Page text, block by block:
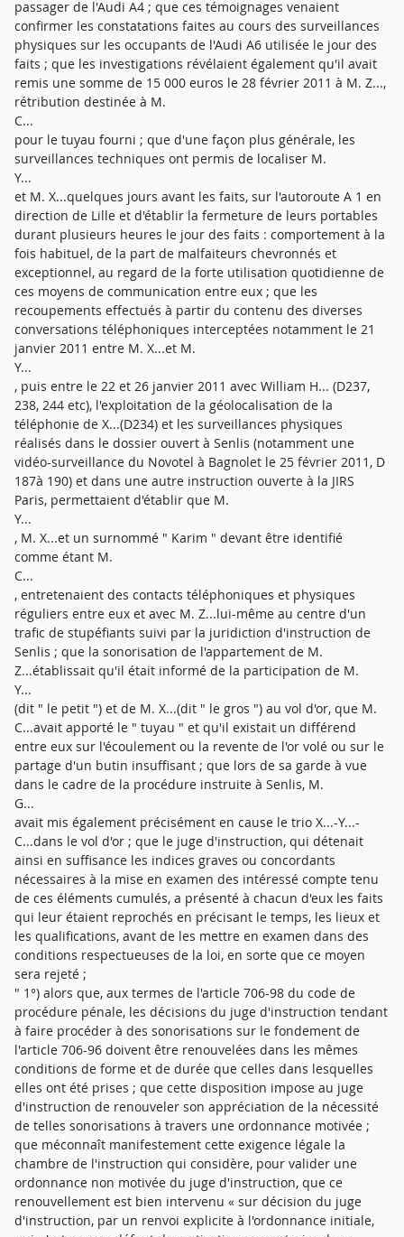
passager de l'Audi A4 ; que ces témoignages venaient
confirmer les constatations faites au cours des surveillances
physiques sur les occupants de l'Audi A6 utilisée le jour des
faits ; que les investigations révélaient également qu'il avait
remis une somme de 15 000 euros le 28 février 2011 à M. Z...,
rétribution destinée à M.
C...
pour le tuyau fourni ; que d'une façon plus générale, les
surveillances techniques ont permis de localiser M.
Y...
et M. X...quelques jours avant les faits, sur l'autoroute A 1 en
direction de Lille et d'établir la fermeture de leurs portables
durant plusieurs heures le jour des faits : comportement à la
fois habituel, de la part de malfaiteurs chevronnés et
exceptionnel, au regard de la forte utilisation quotidienne de
ces moyens de communication entre eux ; que les
recoupements effectués à partir du contenu des diverses
conversations téléphoniques interceptées notamment le 21
janvier 2011 entre M. X...et M.
Y...
, puis entre le 22 et 26 janvier 2011 avec William H... (D237,
238, 244 etc), l'exploitation de la géolocalisation de la
téléphonie de X...(D234) et les surveillances physiques
réalisés dans le dossier ouvert à Senlis (notamment une
vidéo-surveillance du Novotel à Bagnolet le 25 février 2011, D
187à 190) et dans une autre instruction ouverte à la JIRS
Paris, permettaient d'établir que M.
Y...
, M. X...et un surnommé " Karim " devant être identifié
comme étant M.
C...
, entretenaient des contacts téléphoniques et physiques
réguliers entre eux et avec M. Z...lui-même au centre d'un
trafic de stupéfiants suivi par la juridiction d'instruction de
Senlis ; que la sonorisation de l'appartement de M.
Z...établissait qu'il était informé de la participation de M.
Y...
(dit " le petit ") et de M. X...(dit " le gros ") au vol d'or, que M.
C...avait apporté le " tuyau " et qu'il existait un différend
entre eux sur l'écoulement ou la revente de l'or volé ou sur le
partage d'un butin insuffisant ; que lors de sa garde à vue
dans le cadre de la procédure instruite à Senlis, M.
G...
avait mis également précisément en cause le trio X...-Y...-
C...dans le vol d'or ; que le juge d'instruction, qui détenait
ainsi en suffisance les indices graves ou concordants
nécessaires à la mise en examen des intéressé compte tenu
de ces éléments cumulés, a présenté à chacun d'eux les faits
qui leur étaient reprochés en précisant le temps, les lieux et
les qualifications, avant de les mettre en examen dans des
conditions respectueuses de la loi, en sorte que ce moyen
sera rejeté ;
" 1°) alors que, aux termes de l'article 706-98 du code de
procédure pénale, les décisions du juge d'instruction tendant
à faire procéder à des sonorisations sur le fondement de
l'article 706-96 doivent être renouvelées dans les mêmes
conditions de forme et de durée que celles dans lesquelles
elles ont été prises ; que cette disposition impose au juge
d'instruction de renouveler son appréciation de la nécessité
de telles sonorisations à travers une ordonnance motivée ;
que méconnaît manifestement cette exigence légale la
chambre de l'instruction qui considère, pour valider une
ordonnance non motivée du juge d'instruction, que ce
renouvellement est bien intervenu « sur décision du juge
d'instruction, par un renvoi explicite à l'ordonnance initiale,